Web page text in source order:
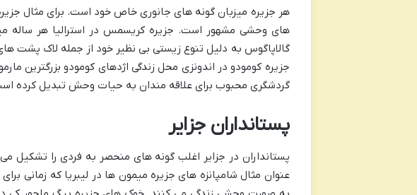
هر جزیره میزبان گونه های جانوری خاص خود است. برای مثال
های وحشی مشهور است. جزیره کریسمس در استرالیا هر ساله
گالاپاگوس به دلیل تنوع زیستی بی نظیر خود از جمله لاک پشت
جزیره کومودو در اندونزی محل زندگی اژدهای کومودو بزرگترین
گردشگری محبوب برای علاقه مندان به حیات وحش تبدیل کرده
پستانداران جزایر
پستانداران در جزایر اغلب گونه های منحصر به فردی را تشکیل
عنوان مثال شامپانزه های جزیره میمون ها در لیبریا که زمانی